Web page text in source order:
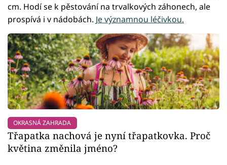
cm. Hodí se k pěstování na trvalkových záhonech, ale
prospívá i v nádobách. Je významnou léčivkou.
OKRASNÁ ZAHRADA
Třapatka nachová je nyní třapatkovka. Proč
květina změnila jméno?